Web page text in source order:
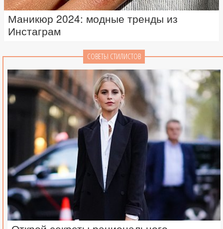
Маникюр 2024: модные тренды из
Инстаграм
СОВЕТЫ СТИЛИСТОВ